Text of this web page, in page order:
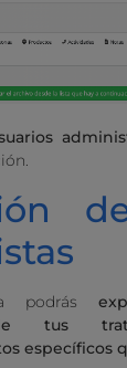
podrás
de tus
específicos